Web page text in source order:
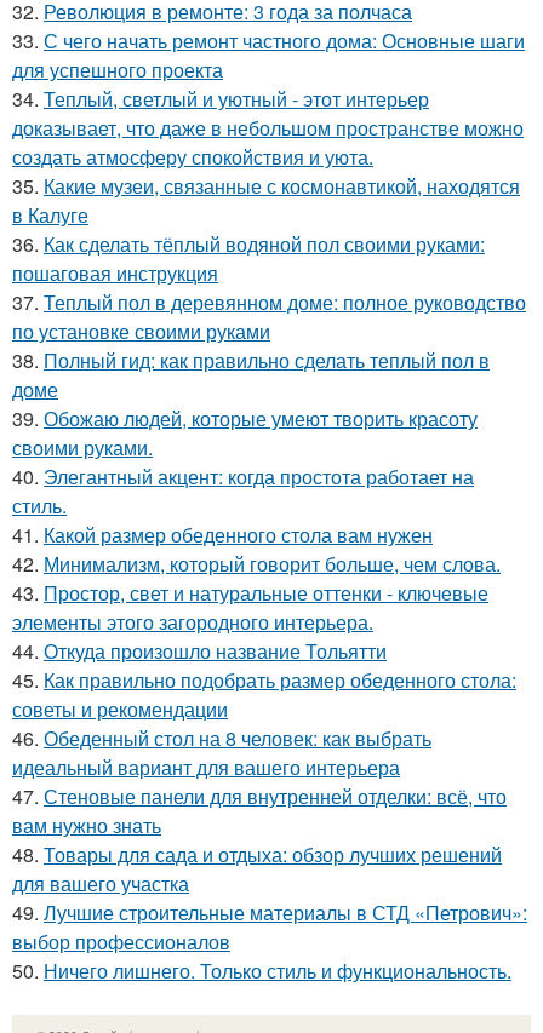
32. Революция в ремонте: 3 года за полчаса
33. С чего начать ремонт частного дома: Основные шаги
для успешного проекта
34. Теплый, светлый и уютный - этот интерьер
доказывает, что даже в небольшом пространстве можно
создать атмосферу спокойствия и уюта.
35. Какие музеи, связанные с космонавтикой, находятся
в Калуге
36. Как сделать тёплый водяной пол своими руками:
пошаговая инструкция
37. Теплый пол в деревянном доме: полное руководство
по установке своими руками
38. Полный гид: как правильно сделать теплый пол в
доме
39. Обожаю людей, которые умеют творить красоту
своими руками.
40. Элегантный акцент: когда простота работает на
стиль.
41. Какой размер обеденного стола вам нужен
42. Минимализм, который говорит больше, чем слова.
43. Простор, свет и натуральные оттенки - ключевые
элементы этого загородного интерьера.
44. Откуда произошло название Тольятти
45. Как правильно подобрать размер обеденного стола:
советы и рекомендации
46. Обеденный стол на 8 человек: как выбрать
идеальный вариант для вашего интерьера
47. Стеновые панели для внутренней отделки: всё, что
вам нужно знать
48. Товары для сада и отдыха: обзор лучших решений
для вашего участка
49. Лучшие строительные материалы в СТД «Петрович»:
выбор профессионалов
50. Ничего лишнего. Только стиль и функциональность.